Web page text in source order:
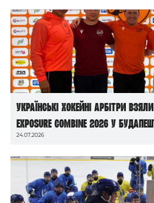
Українські хокейні арбітри
Exposure Combine 2026 у
24.07.2026